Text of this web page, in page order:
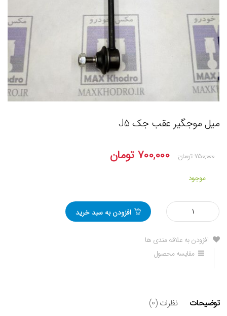
میل موجگیر عقب جک J5
۷۵۰,۰۰۰تومان ۷۰۰,۰۰۰ تومان
موجود
مقدار
میل
عقب
جک
افزودن به سبد خرید
افزودن به علاقه مندی ها
مقایسه محصول
توضیحات نظرات (0)